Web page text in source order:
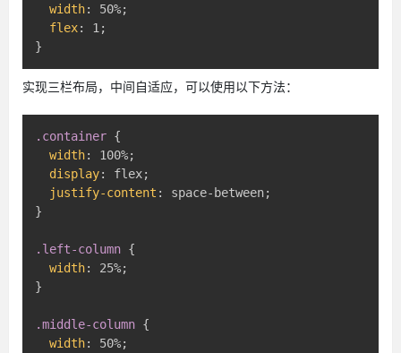
width: 50%;
flex: 1 ;
}
实现三栏布局，中间自适应，可以使用以下方法：
.container {
width: 100%;
display: flex;
justify-content : space-between;
}
.left-column {
width: 25%;
}
.middle-column {
width: 50%;